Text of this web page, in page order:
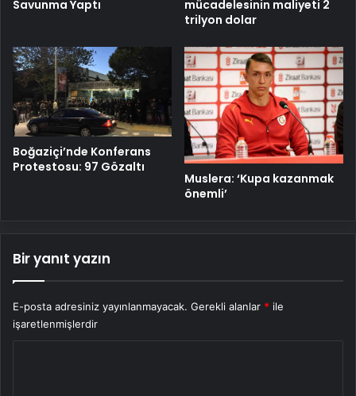
Savunma Yaptı
mücadelesinin maliyeti 2
trilyon dolar
Boğaziçi’nde Konferans
Protestosu: 97 Gözaltı
Muslera: ‘Kupa kazanmak
önemli’
Bir yanıt yazın
E-posta adresiniz yayınlanmayacak. Gerekli alanlar * ile
işaretlenmişlerdir